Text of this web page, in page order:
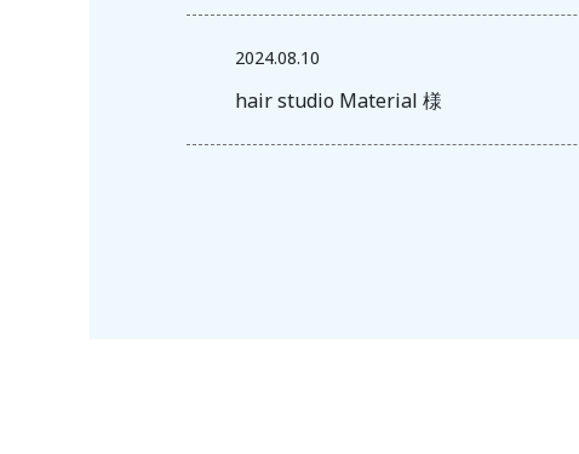
2024.08.10
hair studio Material 様